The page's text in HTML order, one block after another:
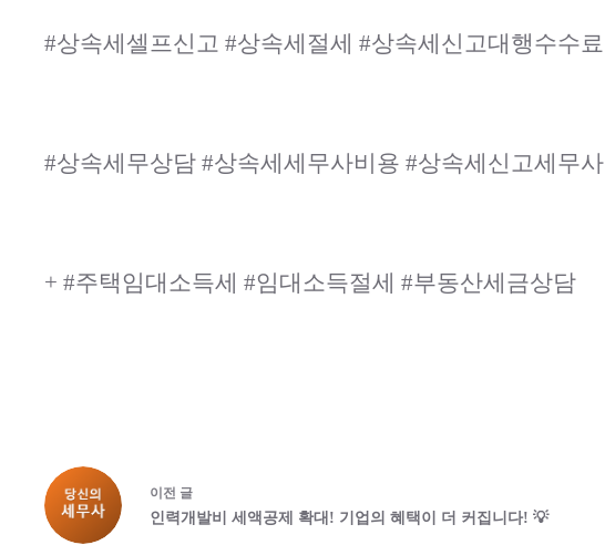
#상속세셀프신고 #상속세절세 #상속세신고대행수수료
#상속세무상담 #상속세세무사비용 #상속세신고세무사
+ #주택임대소득세 #임대소득절세 #부동산세금상담
이전 글
인력개발비 세액공제 확대! 기업의 혜택이 더 커집니다! 💡